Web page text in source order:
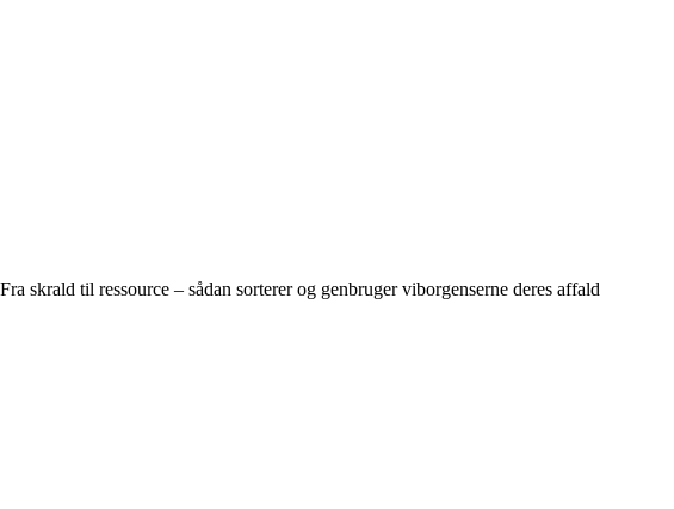
Fra skrald til ressource – sådan sorterer og genbruger viborgenserne deres affald